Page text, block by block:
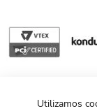
Utilizamos